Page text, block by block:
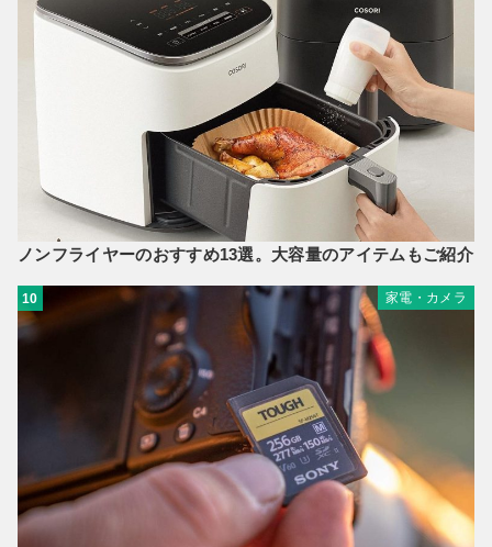
ノンフライヤーのおすすめ13選。大容量のアイテムもご紹介
10 家電・カメラ